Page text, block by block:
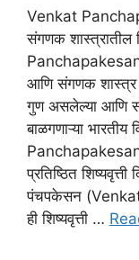
Venkat
संगणक शास्त्रातील
आणि संगणक
गुण असलेल्या आणि
बाळगणाऱ्या
प्रतिष्ठित
पंचपकेसन (Venkat
ही शिष्यवृत्ती …